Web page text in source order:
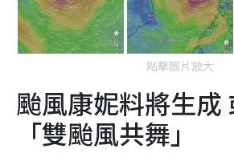
點擊圖片放大
颱風康妮料將生成
「雙颱風共舞」